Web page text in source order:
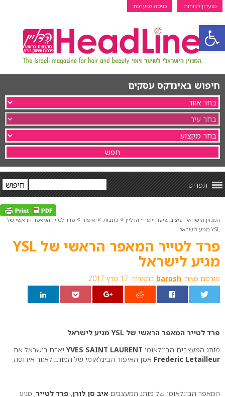
פתח סרגל נגישות
מועדון לקוחות כניסה למערכת
חיפוש באינדקס עסקים
תפריט
המגזין הישראלי עיצוב שיער ויופי ~ הדליין » כתבות » איפור » פרד לטייר המאפר הראשי של
YSL מגיע לישראל
פרד לטייר המאפר הראשי של YSL
מגיע לישראל
פורסם מאת: barosh בתאריך: 17 מרץ 2017
פרד לטייר המאפר הראשי של YSL מגיע לישראל
מותג המעצבים הבינלאומי YVES SAINT LAURENT יארח בישראל את
Frederic Letailleur אמן האיפור הבינלאומי של המותג לאזור אירופה.
המאפר הבינלאומי של מותג המעצבים איב סן לורן, פרד לטייר, מגיע